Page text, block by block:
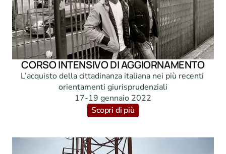
CORSO INTENSIVO DI AGGIORNAMENTO
L’acquisto della cittadinanza italiana nei più recenti
orientamenti giurisprudenziali
17-19 gennaio 2022
Scopri di più